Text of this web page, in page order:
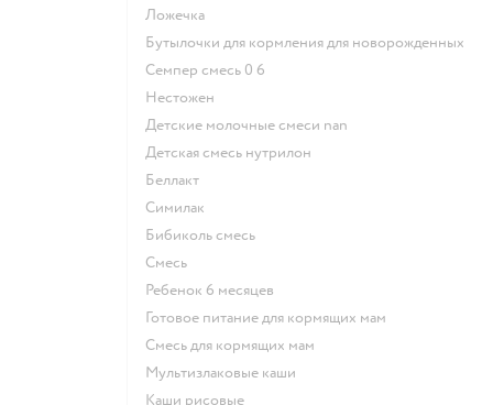
ложечка
бутылочки для кормления для новорожденных
семпер смесь 0 6
нестожен
Детские молочные смеси nan
детская смесь нутрилон
беллакт
симилак
бибиколь смесь
смесь
ребенок 6 месяцев
готовое питание для кормящих мам
смесь для кормящих мам
Мультизлаковые каши
Каши рисовые